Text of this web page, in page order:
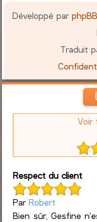
Développé par
Traduit
Voir
Respect du client
ParRobert
Bien sûr, Gesfine